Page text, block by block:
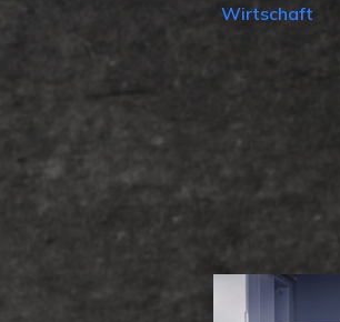
Wirtschaft